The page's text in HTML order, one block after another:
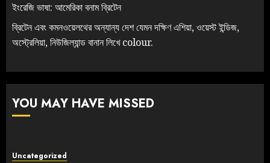
ইংরেজি ভাষা: আমেরিকা বনাম ব্রিটেন
ব্রিটেন এবং কমনওয়েলথের অন্যান্য দেশ যেমন দক্ষিণ এশিয়া, ওয়েস্ট ইন্ডিজ,
অস্ট্রেলিয়া, নিউজিল্যান্ড বানান লিখে colour.
YOU MAY HAVE MISSED
Uncategorized